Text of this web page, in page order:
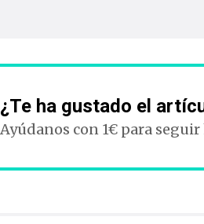
¿Te ha gustado el
Ayúdanos con 1€ para